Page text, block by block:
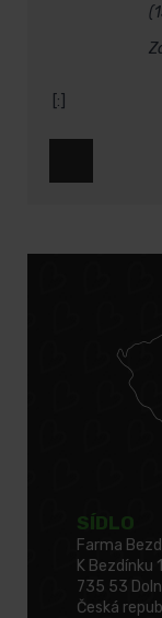
[:]
SÍDLO
Farma
K Bezdínku
735 53
Česká